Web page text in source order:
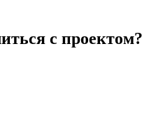
с проектом?